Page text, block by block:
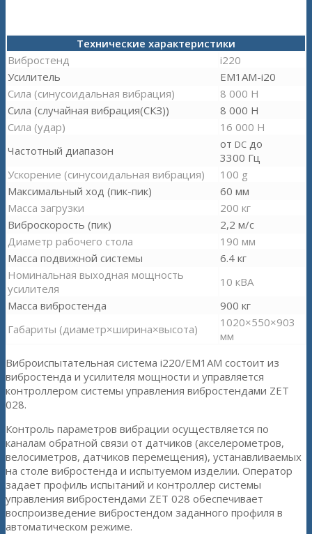
Технические характеристики
Вибростенд
i220
Усилитель
EM1AM-i20
Сила (синусоидальная вибрация)
8 000 Н
Сила (случайная вибрация(СКЗ))
8 000 Н
Сила (удар)
16 000 Н
Частотный диапазон
от DC до
3300 Гц
Ускорение (синусоидальная вибрация)
100 g
Максимальный ход (пик-пик)
60 мм
Масса загрузки
200 кг
Виброскорость (пик)
2,2 м/с
Диаметр рабочего стола
190 мм
Масса подвижной системы
6.4 кг
Номинальная выходная мощность
усилителя
10 кВА
Масса вибростенда
900 кг
Габариты (диаметр×ширина×высота)
1020×550×903
мм
Виброиспытательная система i220/EM1AM состоит из
вибростенда и усилителя мощности и управляется
контроллером системы управления вибростендами ZET
028.
Контроль параметров вибрации осуществляется по
каналам обратной связи от датчиков (акселерометров,
велосиметров, датчиков перемещения), устанавливаемых
на столе вибростенда и испытуемом изделии. Оператор
задает профиль испытаний и контроллер системы
управления вибростендами ZET 028 обеспечивает
воспроизведение вибростендом заданного профиля в
автоматическом режиме.